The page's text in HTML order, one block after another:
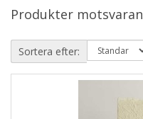
Produkter
Sortera efter: